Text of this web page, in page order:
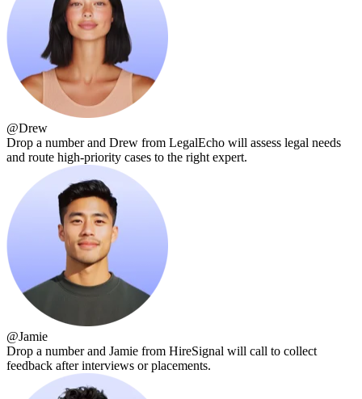
@Drew
Drop a number and Drew from LegalEcho will assess legal needs
and route high-priority cases to the right expert.
@Jamie
Drop a number and Jamie from HireSignal will call to collect
feedback after interviews or placements.